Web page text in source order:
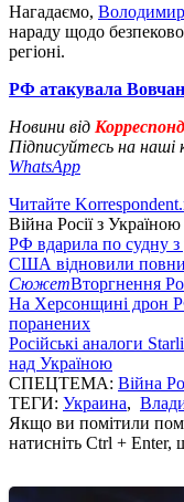
Нагадаємо, Володимир
нараду щодо
регіоні.
РФ атакувала
Новини від
Підписуйтесь на наші
WhatsApp
Читайте
Війна Росії з Україною
РФ вдарила по судну
США відновили
СюжетВторгнення
На Херсонщині дрон
поранених
Російські аналоги
над Україною
СПЕЦТЕМА: Війна
ТЕГИ: Украина,
Якщо ви помітили
натисніть Ctrl + Enter,